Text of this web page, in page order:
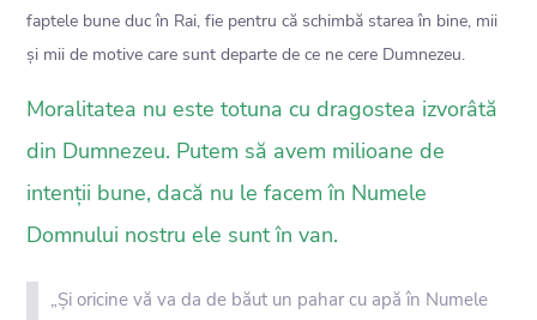
faptele bune duc în Rai, fie pentru că schimbă starea în bine, mii
și mii de motive care sunt departe de ce ne cere Dumnezeu.
Moralitatea nu este totuna cu dragostea izvorâtă
din Dumnezeu. Putem să avem milioane de
intenții bune, dacă nu le facem în Numele
Domnului nostru ele sunt în van.
„Și oricine vă va da de băut un pahar cu apă în Numele